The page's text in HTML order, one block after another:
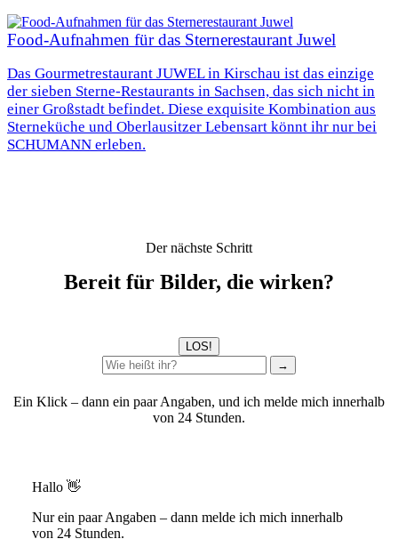
Food-Aufnahmen für das Sternerestaurant Juwel
Das Gourmetrestaurant JUWEL in Kirschau ist das einzige
der sieben Sterne-Restaurants in Sachsen, das sich nicht in
einer Großstadt befindet. Diese exquisite Kombination aus
Sterneküche und Oberlausitzer Lebensart könnt ihr nur bei
SCHUMANN erleben.
Der nächste Schritt
Bereit für Bilder, die wirken?
LOS!
→
Ein Klick – dann ein paar Angaben, und ich melde mich innerhalb
von 24 Stunden.
Hallo 👋
Nur ein paar Angaben – dann melde ich mich innerhalb
von 24 Stunden.